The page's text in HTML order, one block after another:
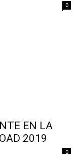
0
EN LA
2019
0